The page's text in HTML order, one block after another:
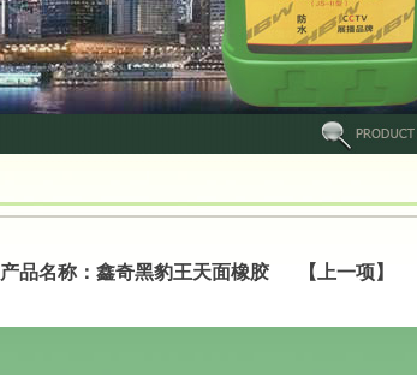
产品名称：鑫奇黑豹王天面橡胶 【上一项】